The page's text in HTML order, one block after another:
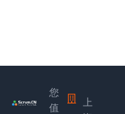
您
值
上